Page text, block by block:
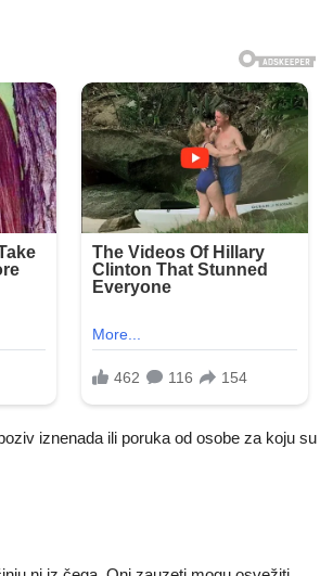
iznenada ili poruka od osobe za koju su